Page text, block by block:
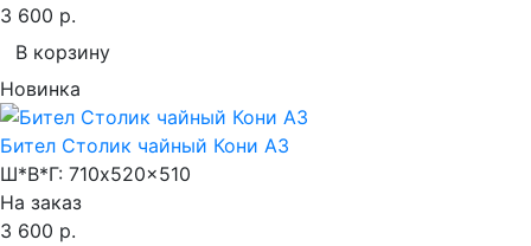
3 600 р.
В корзину
Новинка
Бител Столик чайный Кони А3
Ш*В*Г: 710x520x510
На заказ
3 600 р.